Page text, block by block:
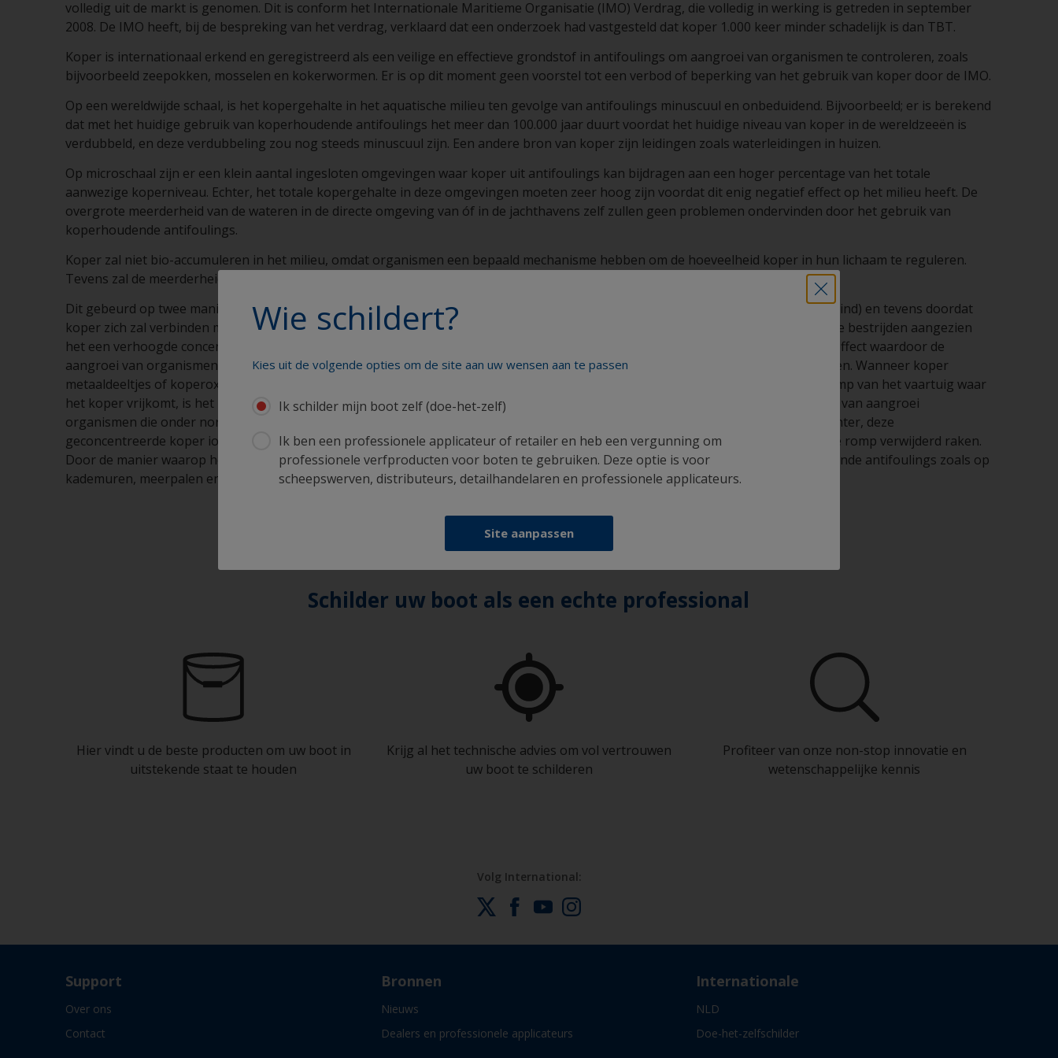
volledig uit de markt is genomen. Dit is conform het Internationale Maritieme Organisatie (IMO) Verdrag, die volledig in werking is getreden in september
2008. De IMO heeft, bij de bespreking van het verdrag, verklaard dat een onderzoek had vastgesteld dat koper 1.000 keer minder schadelijk is dan TBT.
Koper is internationaal erkend en geregistreerd als een veilige en effectieve grondstof in antifoulings om aangroei van organismen te controleren, zoals
bijvoorbeeld zeepokken, mosselen en kokerwormen. Er is op dit moment geen voorstel tot een verbod of beperking van het gebruik van koper door de IMO.
Op een wereldwijde schaal, is het kopergehalte in het aquatische milieu ten gevolge van antifoulings minuscuul en onbeduidend. Bijvoorbeeld; er is berekend
dat met het huidige gebruik van koperhoudende antifoulings het meer dan 100.000 jaar duurt voordat het huidige niveau van koper in de wereldzeeën is
verdubbeld, en deze verdubbeling zou nog steeds minuscuul zijn. Een andere bron van koper zijn leidingen zoals waterleidingen in huizen.
Op microschaal zijn er een klein aantal ingesloten omgevingen waar koper uit antifoulings kan bijdragen aan een hoger percentage van het totale
aanwezige koperniveau. Echter, het totale kopergehalte in deze omgevingen moeten zeer hoog zijn voordat dit enig negatief effect op het milieu heeft. De
overgrote meerderheid van de wateren in de directe omgeving van óf in de jachthavens zelf zullen geen problemen ondervinden door het gebruik van
koperhoudende antifoulings.
Koper zal niet bio-accumuleren in het milieu, omdat organismen een bepaald mechanisme hebben om de hoeveelheid koper in hun lichaam te reguleren.
Tevens zal de meerderheid van de koper snel ontgift zijn bij het verlaten van de verffilm.
Dit gebeurd op twee manieren; enerzijds doordat koper zich verbind met én binnendringt in vaste stoffen in het water (o.a. zand, grind) en tevens doordat
koper zich zal verbinden met organische delen in het water. Koper is een zeer werkzaam bestanddeel in antifoulings om aangroei te bestrijden aangezien
het een verhoogde concentratie van reeds in de natuur voorkomende koperdeeltjes aan de romp verbind. Dit heeft een afstotend effect waardoor de
aangroei van organismen wordt tegengegaan. Na het volbrengen van deze taak wordt het ongevaarlijk zoals hierboven omschreven. Wanneer koper
metaaldeeltjes of koperoxide uitlogen in zuurstofhoudend water komt koper het meest voor in de vorm van koper ionen. Op de romp van het vaartuig waar
het koper vrijkomt, is het koper ion zowel geconcentreerd als biologisch aanwezig en domineert het hiermee het biologisch proces van aangroei
organismen die onder normale omstandigheden het koper als voedingsstof gebruiken of overtollige koper zouden uitscheiden. Echter, deze
geconcentreerde koper ionen zullen, na het afweren van organismen, zich onderling verbinden en verdund worden zodra ze van de romp verwijderd raken.
Door de manier waarop het werkt zullen organismen veilig kunnen bestaan in de directe nabijheid van vaartuigen met koperhoudende antifoulings zoals op
kademuren, meerpalen en pieren.
Wie schildert?
Kies uit de volgende opties om de site aan uw wensen aan te passen
Ik schilder mijn boot zelf (doe-het-zelf)
Ik ben een professionele applicateur of retailer en heb een vergunning om
professionele verfproducten voor boten te gebruiken. Deze optie is voor
scheepswerven, distributeurs, detailhandelaren en professionele applicateurs.
Site aanpassen
Schilder uw boot als een echte professional
Hier vindt u de beste producten om uw boot in
uitstekende staat te houden
Krijg al het technische advies om vol vertrouwen
uw boot te schilderen
Profiteer van onze non-stop innovatie en
wetenschappelijke kennis
Volg International:
Support
Over ons
Contact
Bronnen
Nieuws
Dealers en professionele applicateurs
Internationale
NLD
Doe-het-zelfschilder